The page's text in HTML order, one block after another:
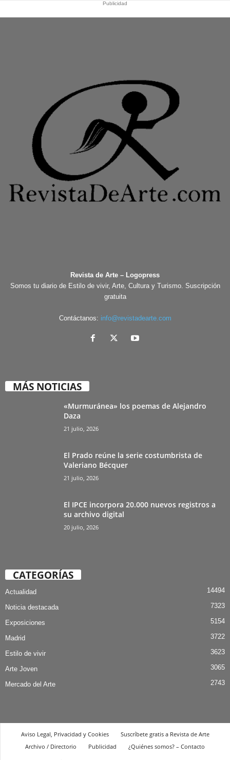
Publicidad
Revista de Arte – Logopress
Somos tu diario de Estilo de vivir, Arte, Cultura y Turismo. Suscripción
gratuita
Contáctanos: info@revistadearte.com
MÁS NOTICIAS
«Murmuránea» los poemas de Alejandro
Daza
21 julio, 2026
El Prado reúne la serie costumbrista de
Valeriano Bécquer
21 julio, 2026
El IPCE incorpora 20.000 nuevos registros a
su archivo digital
20 julio, 2026
CATEGORÍAS
Actualidad 14494
Noticia destacada 7323
Exposiciones 5154
Madrid 3722
Estilo de vivir 3623
Arte Joven 3065
Mercado del Arte 2743
Aviso Legal, Privacidad y Cookies
Suscríbete gratis a Revista de Arte
Archivo / Directorio
Publicidad
¿Quiénes somos? – Contacto